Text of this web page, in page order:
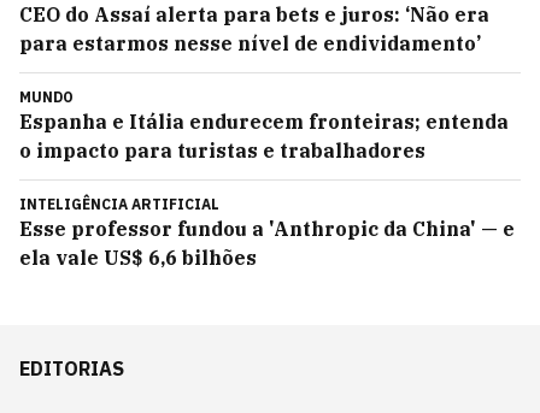
CEO do Assaí alerta para bets e juros: ‘Não era
para estarmos nesse nível de endividamento’
MUNDO
Espanha e Itália endurecem fronteiras; entenda
o impacto para turistas e trabalhadores
INTELIGÊNCIA ARTIFICIAL
Esse professor fundou a 'Anthropic da China' — e
ela vale US$ 6,6 bilhões
EDITORIAS